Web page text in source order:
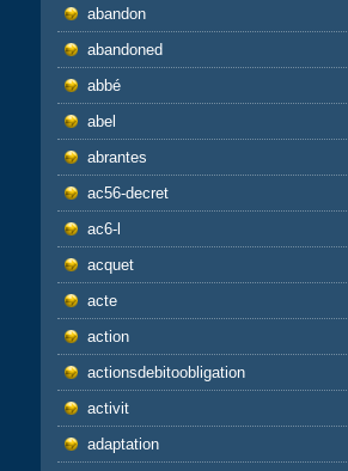
abandon
abandoned
abbé
abel
abrantes
ac56-decret
ac6-l
acquet
acte
action
actionsdebitoobligation
activit
adaptation